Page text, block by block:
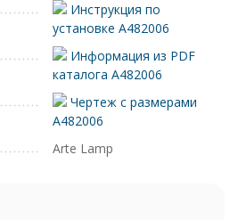
Инструкция по
установке A482006
Информация из PDF
каталога A482006
Чертеж с размерами
A482006
Arte Lamp